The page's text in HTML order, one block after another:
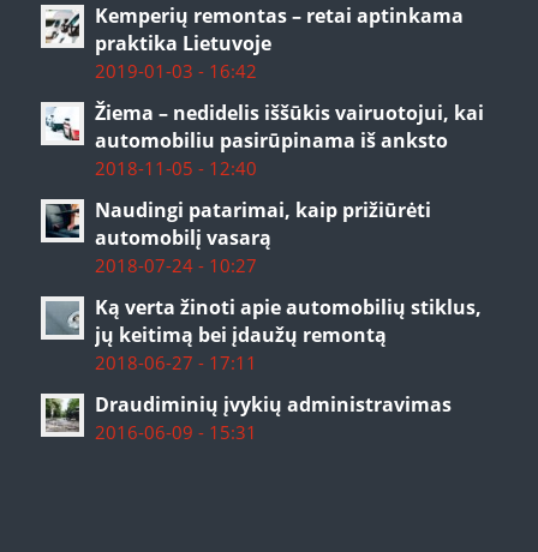
Kemperių remontas – retai aptinkama
praktika Lietuvoje
2019-01-03 - 16:42
Žiema – nedidelis iššūkis vairuotojui, kai
automobiliu pasirūpinama iš anksto
2018-11-05 - 12:40
Naudingi patarimai, kaip prižiūrėti
automobilį vasarą
2018-07-24 - 10:27
Ką verta žinoti apie automobilių stiklus,
jų keitimą bei įdaužų remontą
2018-06-27 - 17:11
Draudiminių įvykių administravimas
2016-06-09 - 15:31